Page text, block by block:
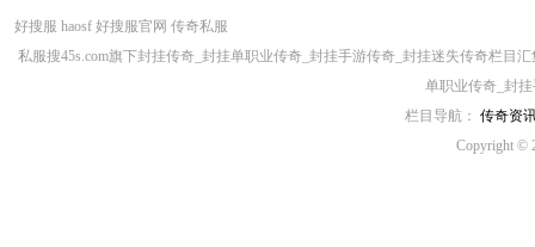
好搜服 haosf 好搜服官网 传奇私服
私服搜45s.com旗下封挂传奇_封挂单职业传奇_封挂手游传奇_封挂迷失传奇栏
单职业传奇_封
栏目导航： 传奇资
Copyright ©